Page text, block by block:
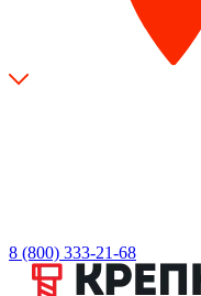
8 (800) 333-21-68